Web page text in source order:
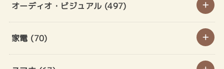
オーディオ・ビジュアル (497)
家電 (70)